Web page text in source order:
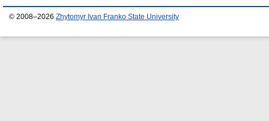
© 2008–2026 Zhytomyr Ivan Franko State University